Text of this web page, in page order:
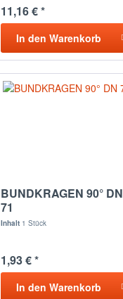
11,16 € *
In den Warenkorb
BUNDKRAGEN 90° DN
71
Inhalt 1 Stück
1,93 € *
In den Warenkorb